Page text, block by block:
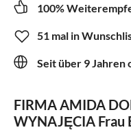
100%
51 mal in
Seit über 9 Jahren
FIRMA AMIDA
WYNAJĘCIA Frau